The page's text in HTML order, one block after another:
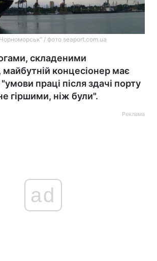
/ фото seaport.com.ua
складеними
майбутній концесіонер має
праці після здачі порту
гіршими, ніж були".
Реклама
ad